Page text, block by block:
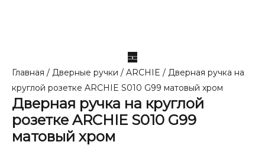
Главная / Дверные ручки / ARCHIE / Дверная ручка на
круглой розетке ARCHIE S010 G99 матовый хром
Дверная ручка на круглой
розетке ARCHIE S010 G99
матовый хром